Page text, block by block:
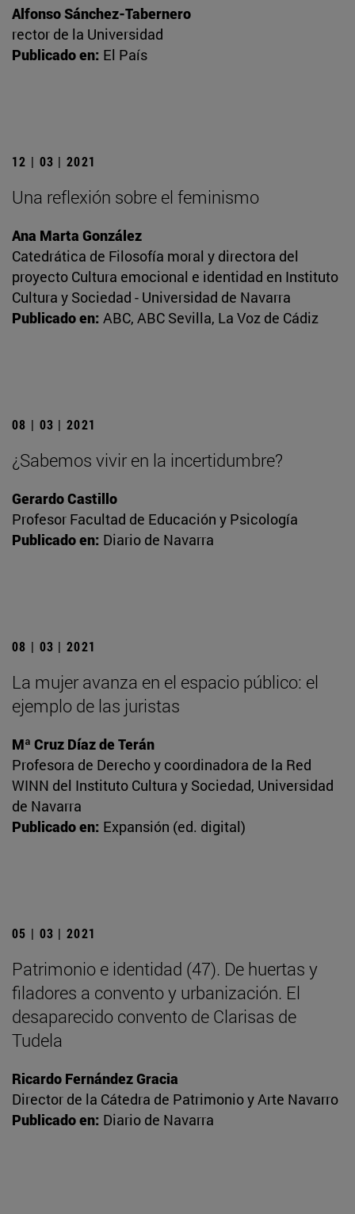
Alfonso Sánchez-Tabernero
rector de la Universidad
Publicado en: El País
12 | 03 | 2021
Una reflexión sobre el feminismo
Ana Marta González
Catedrática de Filosofía moral y directora del
proyecto Cultura emocional e identidad en Instituto
Cultura y Sociedad - Universidad de Navarra
Publicado en: ABC, ABC Sevilla, La Voz de Cádiz
08 | 03 | 2021
¿Sabemos vivir en la incertidumbre?
Gerardo Castillo
Profesor Facultad de Educación y Psicología
Publicado en: Diario de Navarra
08 | 03 | 2021
La mujer avanza en el espacio público: el
ejemplo de las juristas
Mª Cruz Díaz de Terán
Profesora de Derecho y coordinadora de la Red
WINN del Instituto Cultura y Sociedad, Universidad
de Navarra
Publicado en: Expansión (ed. digital)
05 | 03 | 2021
Patrimonio e identidad (47). De huertas y
filadores a convento y urbanización. El
desaparecido convento de Clarisas de
Tudela
Ricardo Fernández Gracia
Director de la Cátedra de Patrimonio y Arte Navarro
Publicado en: Diario de Navarra